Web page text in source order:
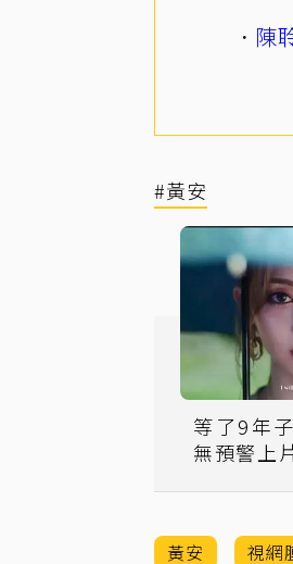
陳
#黃安
等了9年
無預警上
黃安 視網